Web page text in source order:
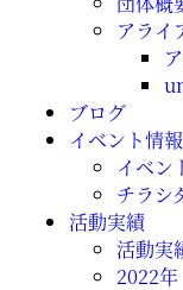
アライ
ブログ
イベント情報
イベン
チラシ
活動実績
活動実
2022